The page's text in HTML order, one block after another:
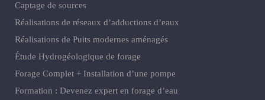
Captage de sources
Réalisations de réseaux d’adductions d’eaux
Réalisations de Puits modernes aménagés
Étude Hydrogéologique de forage
Forage Complet + Installation d’une pompe
Formation : Devenez expert en forage d’eau